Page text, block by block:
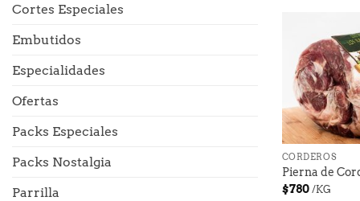
Cortes Especiales
Embutidos
Especialidades
Ofertas
Packs Especiales
Packs Nostalgia
Parrilla
CORDEROS
Pierna de
$780 /KG